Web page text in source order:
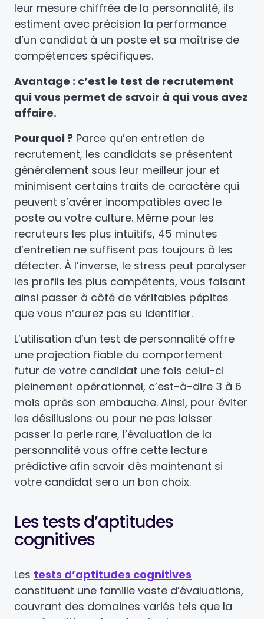
leur mesure chiffrée de la personnalité, ils
estiment avec précision la performance
d’un candidat à un poste et sa maîtrise de
compétences spécifiques.
Avantage : c’est le test de recrutement
qui vous permet de savoir à qui vous avez
affaire.
Pourquoi ? Parce qu’en entretien de
recrutement, les candidats se présentent
généralement sous leur meilleur jour et
minimisent certains traits de caractère qui
peuvent s’avérer incompatibles avec le
poste ou votre culture. Même pour les
recruteurs les plus intuitifs, 45 minutes
d’entretien ne suffisent pas toujours à les
détecter. À l’inverse, le stress peut paralyser
les profils les plus compétents, vous faisant
ainsi passer à côté de véritables pépites
que vous n’aurez pas su identifier.
L’utilisation d’un test de personnalité offre
une projection fiable du comportement
futur de votre candidat une fois celui-ci
pleinement opérationnel, c’est-à-dire 3 à 6
mois après son embauche. Ainsi, pour éviter
les désillusions ou pour ne pas laisser
passer la perle rare, l’évaluation de la
personnalité vous offre cette lecture
prédictive afin savoir dès maintenant si
votre candidat sera un bon choix.
Les tests d’aptitudes
cognitives
Les tests d’aptitudes cognitives
constituent une famille vaste d’évaluations,
couvrant des domaines variés tels que la